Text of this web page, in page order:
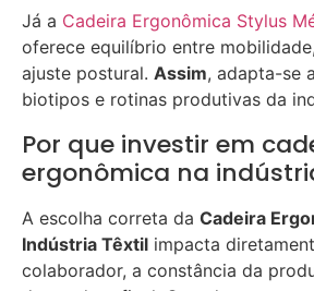
Já a Cadeira Ergonômica Stylus
oferece equilíbrio entre
ajuste postural. Assim, adapta-se
biotipos e rotinas produtivas da
Por que investir em
ergonômica na
A escolha correta da Cadeira
Indústria Têxtil impacta
colaborador, a constância da